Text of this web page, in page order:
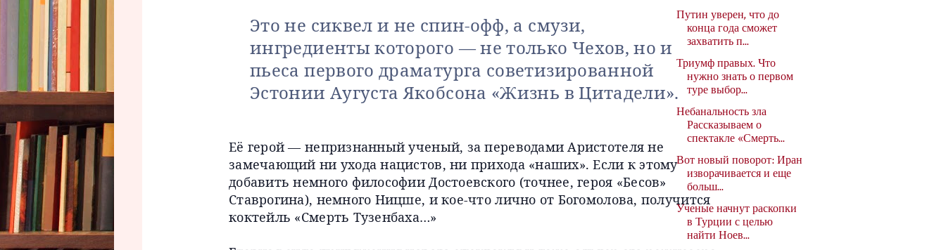
Это не сиквел и не спин-офф, а смузи,
ингредиенты которого — не только Чехов, но и
пьеса первого драматурга советизированной
Эстонии Аугуста Якобсона «Жизнь в Цитадели».
Её герой — непризнанный ученый, за переводами Аристотеля не
замечающий ни ухода нацистов, ни прихода «наших». Если к этому
добавить немного философии Достоевского (точнее, героя «Бесов»
Ставрогина), немного Ницше, и кое-что лично от Богомолова, получится
коктейль «Смерть Тузенбаха…»
Путин уверен, что до
конца года сможет
захватить п...
Триумф правых. Что
нужно знать о первом
туре выбор...
Небанальность зла
Рассказываем о
спектакле «Смерть...
Вот новый поворот: Иран
изворачивается и еще
больш...
Ученые начнут раскопки
в Турции с целью
найти Ноев...